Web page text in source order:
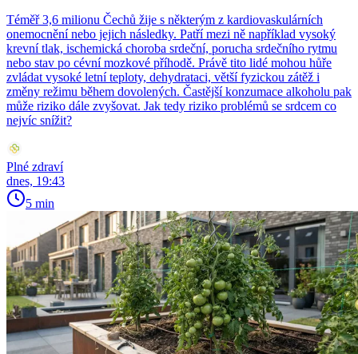
Téměř 3,6 milionu Čechů žije s některým z kardiovaskulárních
onemocnění nebo jejich následky. Patří mezi ně například vysoký
krevní tlak, ischemická choroba srdeční, porucha srdečního rytmu
nebo stav po cévní mozkové příhodě. Právě tito lidé mohou hůře
zvládat vysoké letní teploty, dehydrataci, větší fyzickou zátěž i
změny režimu během dovolených. Častější konzumace alkoholu pak
může riziko dále zvyšovat. Jak tedy riziko problémů se srdcem co
nejvíc snížit?
Plné zdraví
dnes, 19:43
5 min